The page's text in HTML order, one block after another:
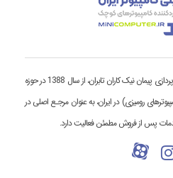
مرکز مینی کامپیوتر با نام رسمی تعاونی داده پردازی پیمان نیک کاران تابران، از سال 1388 در حوزه
رومیزی) در ایران، به عنوان مرجـع اصلی در
پس از فروش مطمئن فعالیت دارد.